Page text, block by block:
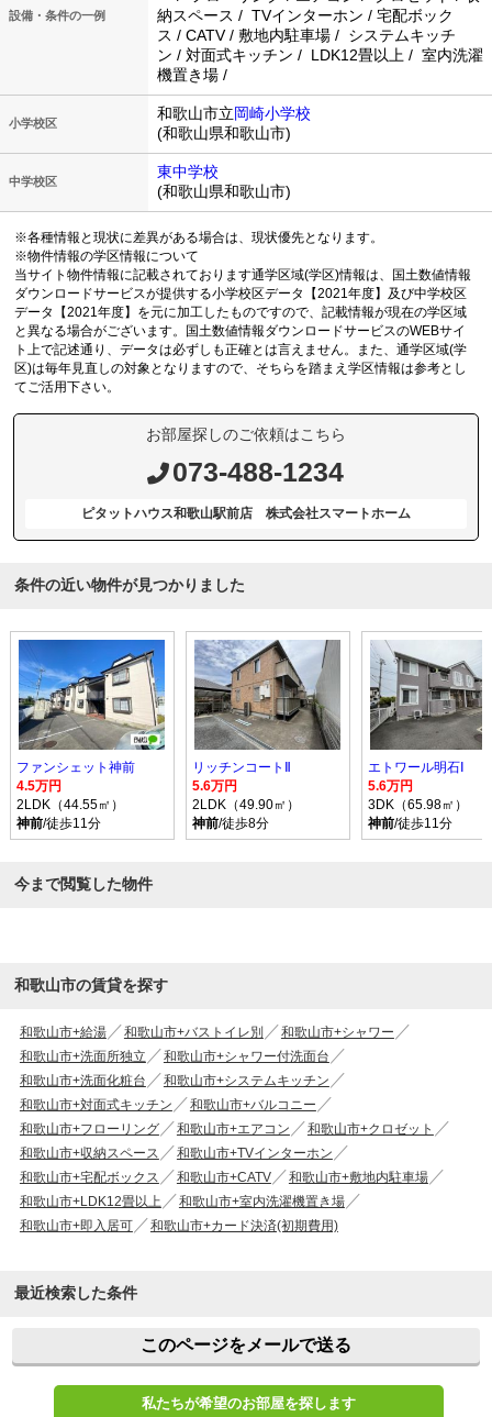
設備・条件の一例
納スペース / TVインターホン / 宅配ボック
ス / CATV / 敷地内駐車場 / システムキッチ
ン / 対面式キッチン / LDK12畳以上 / 室内洗濯
機置き場 /
小学校区
和歌山市立岡崎小学校
(和歌山県和歌山市)
中学校区
東中学校
(和歌山県和歌山市)
※各種情報と現状に差異がある場合は、現状優先となります。
※物件情報の学区情報について
当サイト物件情報に記載されております通学区域(学区)情報は、国土数値情報
ダウンロードサービスが提供する小学校区データ【2021年度】及び中学校区
データ【2021年度】を元に加工したものですので、記載情報が現在の学区域
と異なる場合がございます。国土数値情報ダウンロードサービスのWEBサイ
ト上で記述通り、データは必ずしも正確とは言えません。また、通学区域(学
区)は毎年見直しの対象となりますので、そちらを踏まえ学区情報は参考とし
てご活用下さい。
お部屋探しのご依頼はこちら
073-488-1234
ピタットハウス和歌山駅前店 株式会社スマートホーム
条件の近い物件が見つかりました
ファンシェット神前
4.5万円
2LDK（44.55㎡）
神前/徒歩11分
リッチンコートⅡ
5.6万円
2LDK（49.90㎡）
神前/徒歩8分
エトワール明石Ⅰ
5.6万円
3DK（65.98㎡）
神前/徒歩11分
今まで閲覧した物件
和歌山市の賃貸を探す
和歌山市+給湯 和歌山市+バストイレ別
和歌山市+シャワー
和歌山市+洗面所独立
和歌山市+シャワー付洗面台
和歌山市+洗面化粧台
和歌山市+システムキッチン
和歌山市+対面式キッチン
和歌山市+バルコニー
和歌山市+フローリング
和歌山市+エアコン
和歌山市+クロゼット
和歌山市+収納スペース
和歌山市+TVインターホン
和歌山市+宅配ボックス
和歌山市+CATV
和歌山市+敷地内駐車場
和歌山市+LDK12畳以上
和歌山市+室内洗濯機置き場
和歌山市+即入居可
和歌山市+カード決済(初期費用)
最近検索した条件
このページをメールで送る
私たちが希望のお部屋を探します